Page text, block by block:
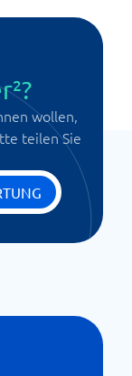
wollen,
teilen Sie